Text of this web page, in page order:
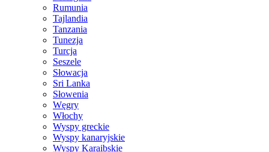
Rumunia
Tajlandia
Tanzania
Tunezja
Turcja
Seszele
Słowacja
Sri Lanka
Słowenia
Węgry
Włochy
Wyspy greckie
Wyspy kanaryjskie
Wyspy Karaibskie